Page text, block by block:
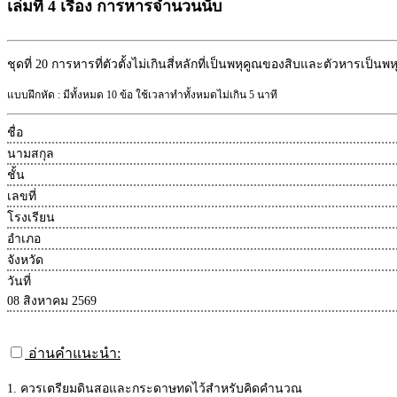
เล่มที่ 4 เรื่อง การหารจำนวนนับ
ชุดที่ 20 การหารที่ตัวตั้งไม่เกินสี่หลักที่เป็นพหุคูณของสิบและตัวหารเป็น
แบบฝึกหัด : มีทั้งหมด 10 ข้อ ใช้เวลาทำทั้งหมดไม่เกิน 5 นาที
ชื่อ
นามสกุล
ชั้น
เลขที่
โรงเรียน
อำเภอ
จังหวัด
วันที่
08 สิงหาคม 2569
อ่านคำแนะนำ:
1. ควรเตรียมดินสอและกระดาษทดไว้สำหรับคิดคำนวณ